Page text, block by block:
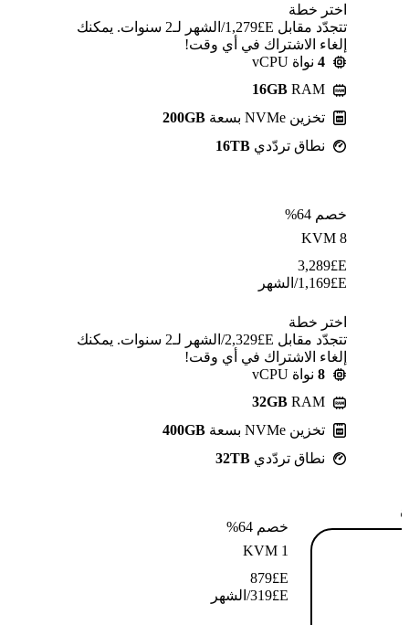
اختر خطة
تتجدّد مقابل E£⁦1,279⁩/الشهر لـ2 سنوات. يمكنك
إلغاء الاشتراك في أي وقت!
4 نواة vCPU
16GB RAM
تخزين NVMe بسعة
200GB
نطاق تردّدي 16TB
خصم 64%
KVM 8
E£
3,289
E£
1,169/الشهر
اختر خطة
تتجدّد مقابل E£⁦2,329⁩/الشهر لـ2 سنوات. يمكنك
إلغاء الاشتراك في أي وقت!
8 نواة vCPU
32GB RAM
تخزين NVMe بسعة
400GB
نطاق تردّدي 32TB
خصم 64%
KVM 1
E£
879
E£
319/الشهر